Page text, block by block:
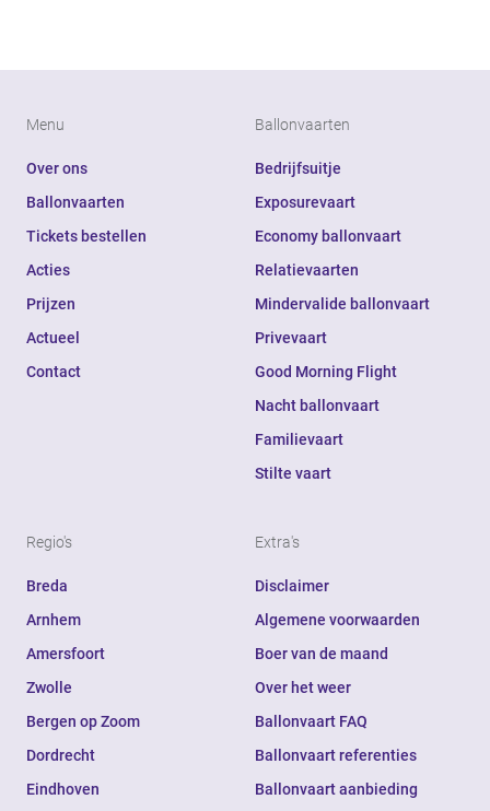
Menu
Over ons
Ballonvaarten
Tickets bestellen
Acties
Prijzen
Actueel
Contact
Ballonvaarten
Bedrijfsuitje
Exposurevaart
Economy ballonvaart
Relatievaarten
Mindervalide ballonvaart
Privevaart
Good Morning Flight
Nacht ballonvaart
Familievaart
Stilte vaart
Regio's
Breda
Arnhem
Amersfoort
Zwolle
Bergen op Zoom
Dordrecht
Eindhoven
Extra's
Disclaimer
Algemene voorwaarden
Boer van de maand
Over het weer
Ballonvaart FAQ
Ballonvaart referenties
Ballonvaart aanbieding